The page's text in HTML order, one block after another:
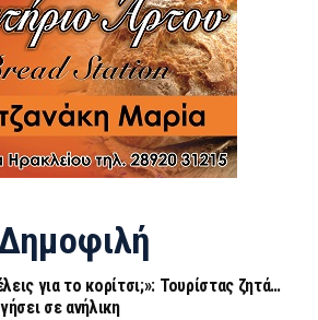
για το κορίτσι;»: Τουρίστας ζητά…
σε ανήλικη